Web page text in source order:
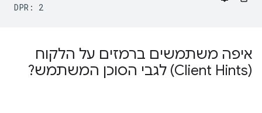
איפה משתמשים ברמזים על הלקוח
(Client Hints) לגבי הסוכן המשתמש?